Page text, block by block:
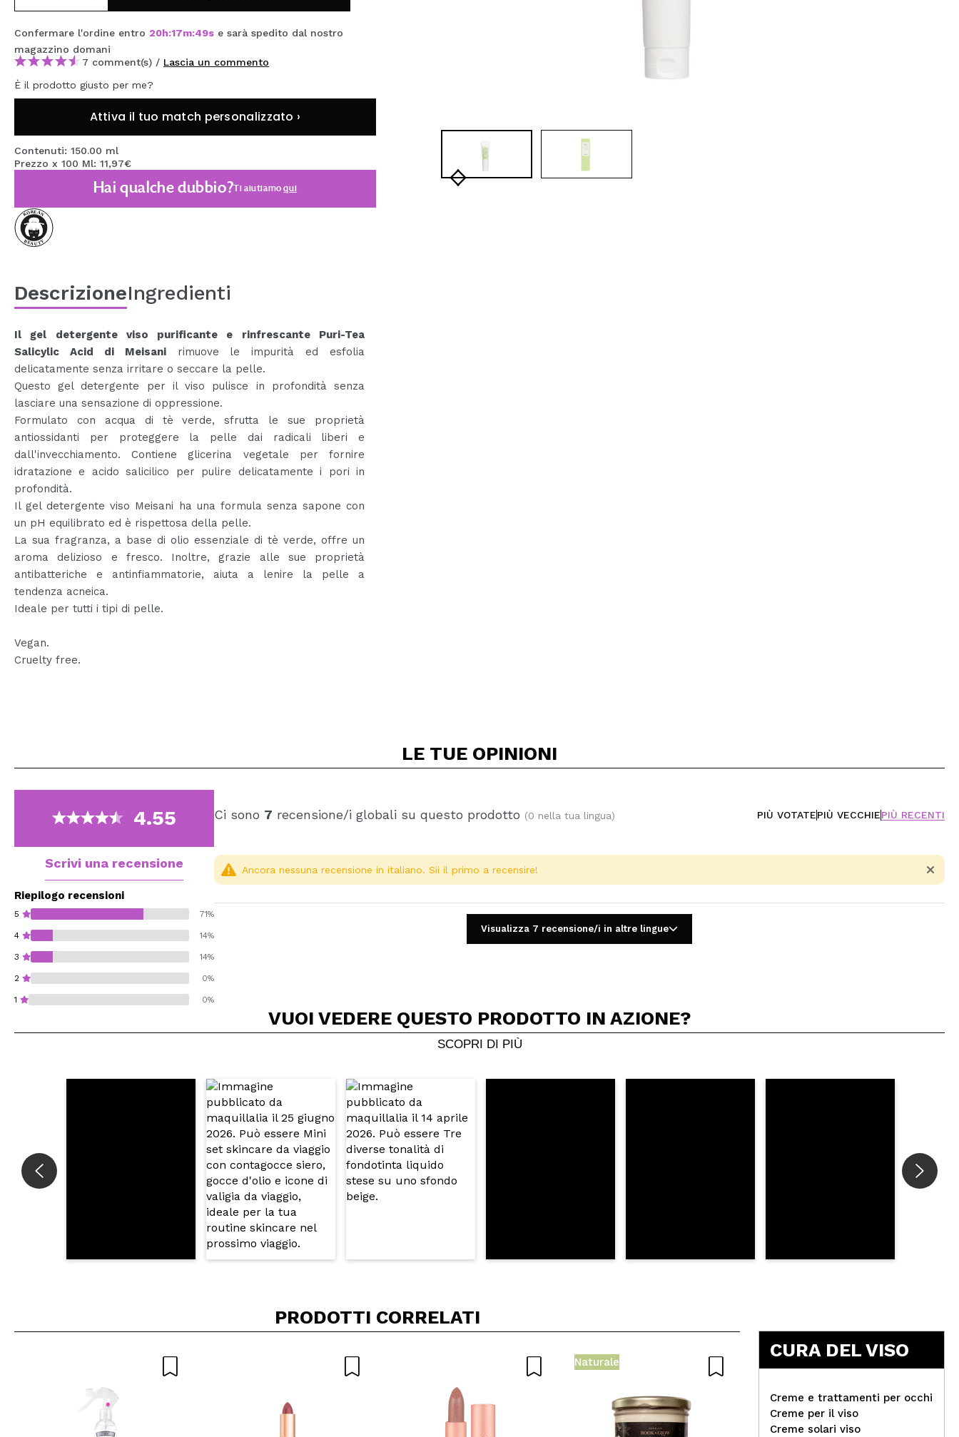
MAQUIFARMA
KOREA ZONE
TRAVEL SIZE
NATURE
SPECIALE
SONO TORNATI!
PROSSIMAMENTE
Confermare l'ordine entro 20h:17m:48s e sarà spedito dal nostro
magazzino domani
7 comment(s) / Lascia un commento
È il prodotto giusto per me?
Attiva il tuo match personalizzato ›
Contenuti: 150.00 ml
Prezzo x 100 Ml: 11,97€
Hai qualche dubbio?Ti aiutiamoqui
DescrizioneIngredienti
Il gel detergente viso purificante e rinfrescante Puri-Tea
Salicylic Acid di Meisanirimuove le impurità ed esfolia
delicatamente senza irritare o seccare la pelle.
Questo gel detergente per il viso pulisce in profondità senza
lasciare una sensazione di oppressione.
Formulato con acqua di tè verde, sfrutta le sue proprietà
antiossidanti per proteggere la pelle dai radicali liberi e
dall'invecchiamento. Contiene glicerina vegetale per fornire
idratazione e acido salicilico per pulire delicatamente i pori in
profondità.
Il gel detergente viso Meisani ha una formula senza sapone con
un pH equilibrato ed è rispettosa della pelle.
La sua fragranza, a base di olio essenziale di tè verde, offre un
aroma delizioso e fresco. Inoltre, grazie alle sue proprietà
antibatteriche e antinfiammatorie, aiuta a lenire la pelle a
tendenza acneica.
Ideale per tutti i tipi di pelle.
Vegan.
Cruelty free.
LE TUE OPINIONI
4.55
Scrivi una recensione
Riepilogo recensioni
5 71%
4 14%
3 14%
2 0%
1 0%
Ci sono 7 recensione/i globali su questo prodotto (0 nella tua lingua) PIÙ VOTATEPIÙ VECCHIEPIÙ RECENTI
Condividi un video o una foto
Il tuo video potrebbe essere il primo. Immaginalo...
Consiglieresti questo acquisto? Si 5/5
INVIA
Ancora nessuna recensione in italiano. Sii il primo a recensire!
Visualizza 7 recensione/i in altre lingue
VUOI VEDERE QUESTO PRODOTTO IN AZIONE?
SCOPRI DI PIÙ
PRODOTTI CORRELATI
Naturale
CURA DEL VISO
Creme e trattamenti per occhi
Creme per il viso
Creme solari viso